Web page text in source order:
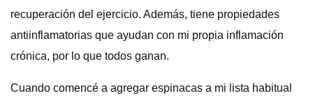
recuperación del ejercicio. Además, tiene propiedades
antiinflamatorias que ayudan con mi propia inflamación
crónica, por lo que todos ganan.
Cuando comencé a agregar espinacas a mi lista habitual